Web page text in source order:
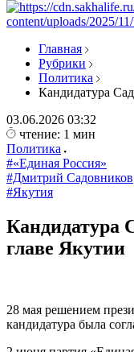
Главная
Рубрики
Политика
Кандидатура
03.06.2026 03:32
чтение: 1 мин
Политика
#«Единая Россия»
#Дмитрий Садовников
#Якутия
Кандидатура
главе Якутии
28 мая решением
кандидатура была